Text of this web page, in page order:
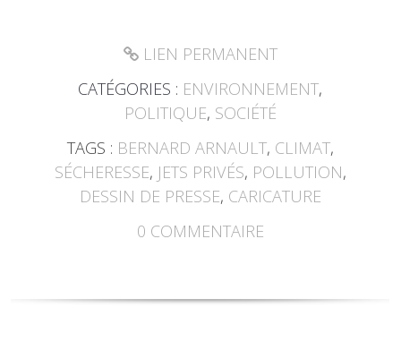
LIEN PERMANENT
CATÉGORIES : ENVIRONNEMENT,
POLITIQUE, SOCIÉTÉ
TAGS : BERNARD ARNAULT, CLIMAT,
SÉCHERESSE, JETS PRIVÉS, POLLUTION,
DESSIN DE PRESSE, CARICATURE
0 COMMENTAIRE